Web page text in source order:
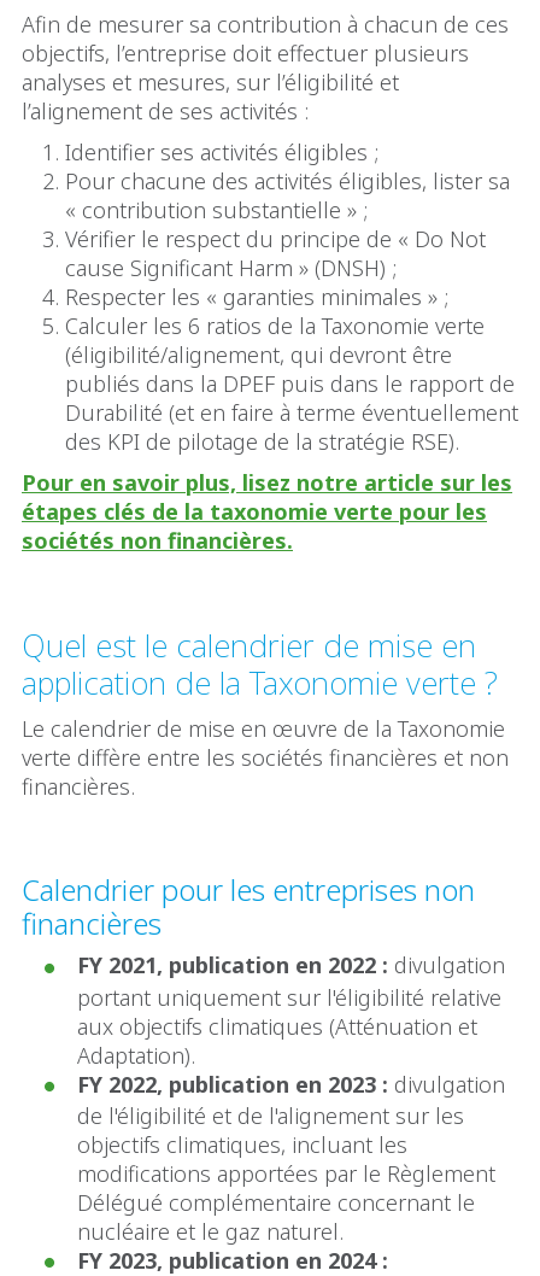
Afin de mesurer sa contribution à chacun de ces
objectifs, l’entreprise doit effectuer plusieurs
analyses et mesures, sur l’éligibilité et
l’alignement de ses activités :
Identifier ses activités éligibles ;
Pour chacune des activités éligibles, lister sa
« contribution substantielle » ;
Vérifier le respect du principe de « Do Not
cause Significant Harm » (DNSH) ;
Respecter les « garanties minimales » ;
Calculer les 6 ratios de la Taxonomie verte
(éligibilité/alignement, qui devront être
publiés dans la DPEF puis dans le rapport de
Durabilité (et en faire à terme éventuellement
des KPI de pilotage de la stratégie RSE).
Pour en savoir plus, lisez notre article sur les
étapes clés de la taxonomie verte pour les
sociétés non financières.
Quel est le calendrier de mise en
application de la Taxonomie verte ?
Le calendrier de mise en œuvre de la Taxonomie
verte diffère entre les sociétés financières et non
financières.
Calendrier pour les entreprises non
financières
FY 2021, publication en 2022 : divulgation
portant uniquement sur l'éligibilité relative
aux objectifs climatiques (Atténuation et
Adaptation).
FY 2022, publication en 2023 : divulgation
de l'éligibilité et de l'alignement sur les
objectifs climatiques, incluant les
modifications apportées par le Règlement
Délégué complémentaire concernant le
nucléaire et le gaz naturel.
FY 2023, publication en 2024 :